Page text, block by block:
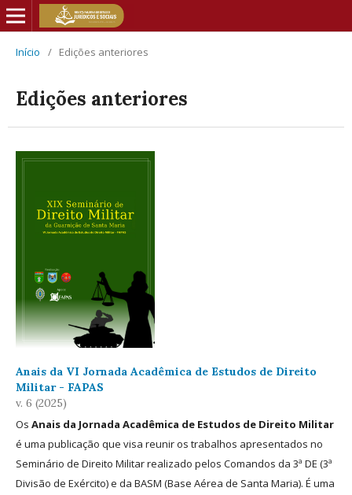
Início / Edições anteriores
Edições anteriores
Anais da VI Jornada Acadêmica de Estudos de Direito
Militar - FAPAS
v. 6 (2025)
Os Anais da Jornada Acadêmica de Estudos de Direito Militar
é uma publicação que visa reunir os trabalhos apresentados no
Seminário de Direito Militar realizado pelos Comandos da 3ª DE (3ª
Divisão de Exército) e da BASM (Base Aérea de Santa Maria). É uma